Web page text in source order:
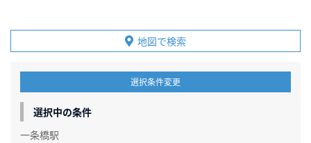
地図で検索
選択条件変更
選択中の条件
一条橋駅